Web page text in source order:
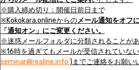
※購入締め切り：開催日前日まで
※Kokokara.onlineからのメール通知をオフ
「通知オン」にご変更ください。
※迷惑メールフォルダに分類されることが
※16時を過ぎてもメールが受信されていな
seminar@realine.info )までご連絡をお願い